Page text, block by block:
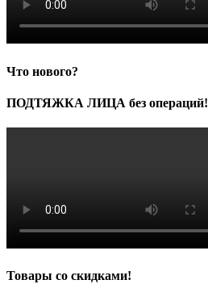
Что нового?
ПОДТЯЖКА ЛИЦА без операций!
Товары со скидками!